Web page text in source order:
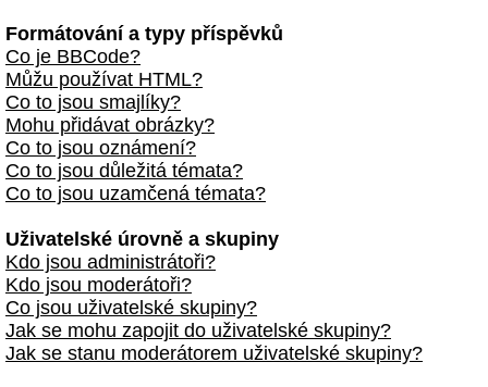
Formátování a typy příspěvků
Co je BBCode?
Můžu používat HTML?
Co to jsou smajlíky?
Mohu přidávat obrázky?
Co to jsou oznámení?
Co to jsou důležitá témata?
Co to jsou uzamčená témata?
Uživatelské úrovně a skupiny
Kdo jsou administrátoři?
Kdo jsou moderátoři?
Co jsou uživatelské skupiny?
Jak se mohu zapojit do uživatelské skupiny?
Jak se stanu moderátorem uživatelské skupiny?